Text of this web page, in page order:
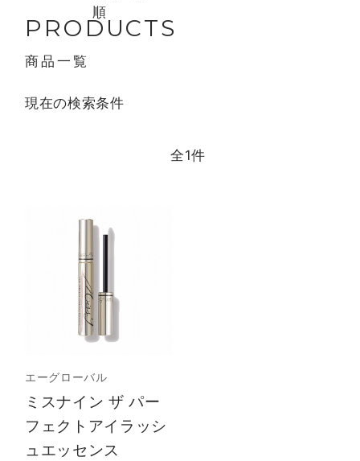
順
PRODUCTS
商品一覧
現在の検索条件
全1件
エーグローバル
ミスナイン ザ パー
フェクトアイラッシ
ュエッセンス